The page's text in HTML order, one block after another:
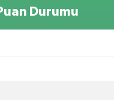
Durumu